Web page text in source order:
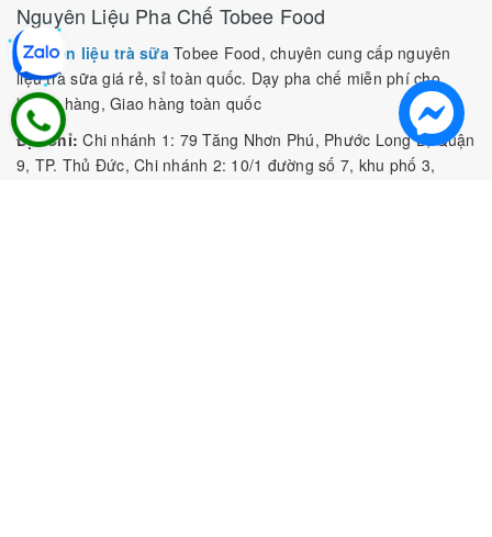
Nguyên Liệu Pha Chế Tobee Food
Nguyên liệu trà sữaTobee Food, chuyên cung cấp nguyên
liệu trà sữa giá rẻ, sỉ toàn quốc. Dạy pha chế miễn phí cho
khách hàng, Giao hàng toàn quốc
Địa Chỉ: Chi nhánh 1: 79 Tăng Nhơn Phú, Phước Long B, Quận
9, TP. Thủ Đức, Chi nhánh 2: 10/1 đường số 7, khu phố 3,